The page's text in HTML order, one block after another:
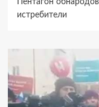
Пентагон
истребители